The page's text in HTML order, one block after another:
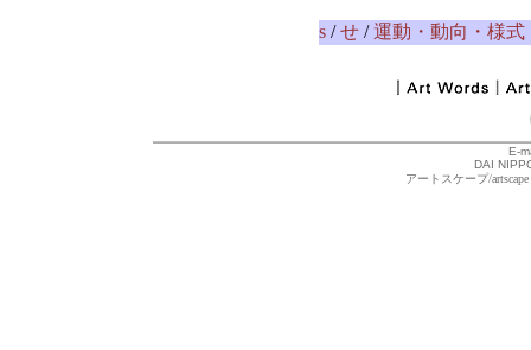
s/せ/運動・動向・様式
E-
DAI
アートスケープ/